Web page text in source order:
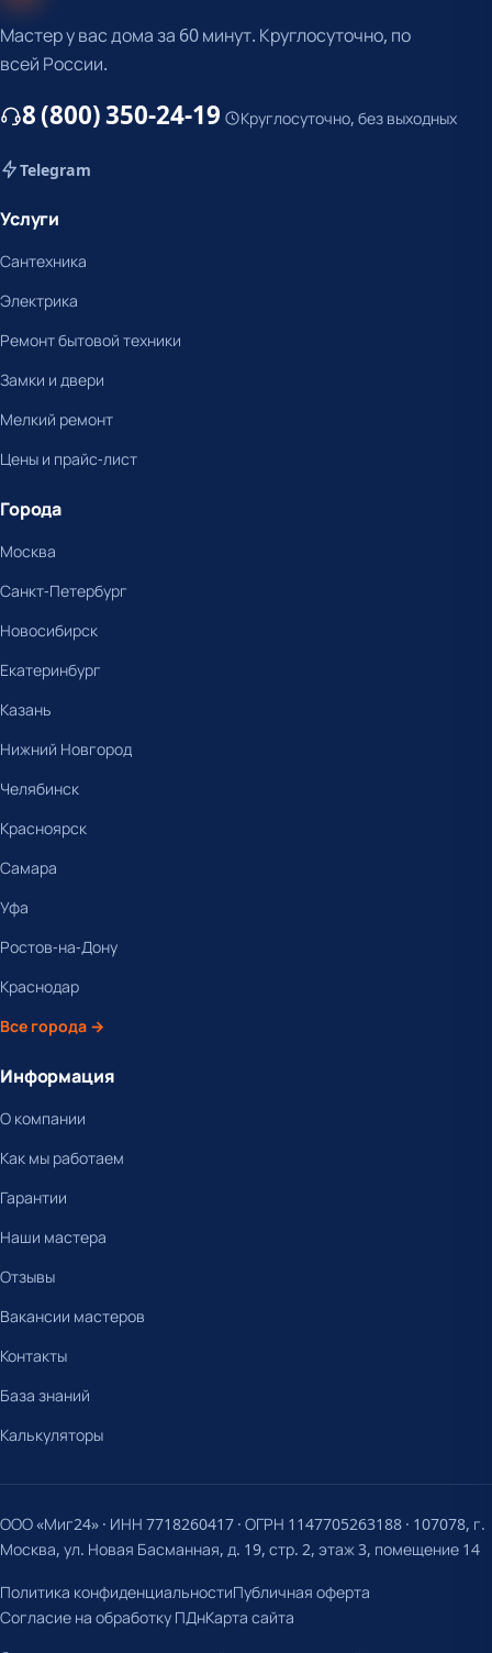
Мастер у вас дома за 60 минут. Круглосуточно, по
всей России.
8 (800) 350-24-19 Круглосуточно, без выходных
Telegram
Услуги
Сантехника
Электрика
Ремонт бытовой техники
Замки и двери
Мелкий ремонт
Цены и прайс-лист
Города
Москва
Санкт-Петербург
Новосибирск
Екатеринбург
Казань
Нижний Новгород
Челябинск
Красноярск
Самара
Уфа
Ростов-на-Дону
Краснодар
Все города →
Информация
О компании
Как мы работаем
Гарантии
Наши мастера
Отзывы
Вакансии мастеров
Контакты
База знаний
Калькуляторы
ООО «Миг24» · ИНН 7718260417 · ОГРН 1147705263188 · 107078, г.
Москва, ул. Новая Басманная, д. 19, стр. 2, этаж 3, помещение 14
Политика конфиденциальностиПубличная оферта
Согласие на обработку ПДнКарта сайта